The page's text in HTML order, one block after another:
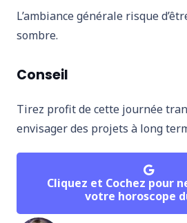
L’ambiance générale risque
sombre.
Conseil
Tirez profit de cette journée
envisager des projets à long
Cliquez et Cochez pour
votre horoscope